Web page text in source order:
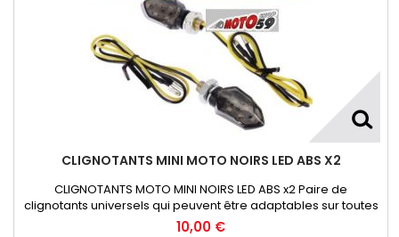
CLIGNOTANTS MINI MOTO NOIRS LED ABS X2
CLIGNOTANTS MOTO MINI NOIRS LED ABS x2 Paire de
clignotants universels qui peuvent être adaptables sur toutes
motos ou scooters
10,00 €